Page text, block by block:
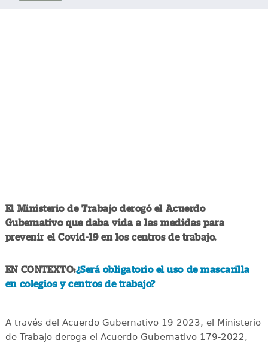
El Ministerio de Trabajo derogó el Acuerdo
Gubernativo que daba vida a las medidas para
prevenir el Covid-19 en los centros de trabajo.
EN CONTEXTO:¿Será obligatorio el uso de mascarilla
en colegios y centros de trabajo?
A través del Acuerdo Gubernativo 19-2023, el Ministerio
de Trabajo deroga el Acuerdo Gubernativo 179-2022,